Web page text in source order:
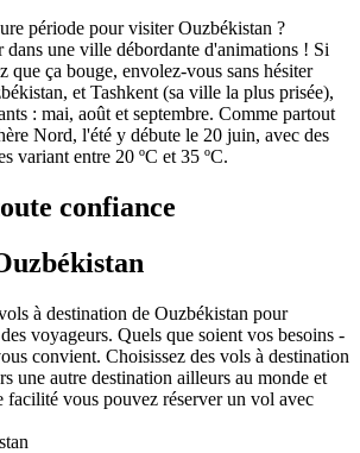
période pour visiter Ouzbékistan ?
une ville débordante d'animations ! Si
que ça bouge, envolez-vous sans hésiter
et Tashkent (sa ville la plus prisée),
: mai, août et septembre. Comme partout
Nord, l'été y débute le 20 juin, avec des
variant entre 20 ºC et 35 ºC.
confiance
à destination de Ouzbékistan pour
voyageurs. Quels que soient vos besoins -
convient. Choisissez des vols à destination
une autre destination ailleurs au monde et
facilité vous pouvez réserver un vol avec